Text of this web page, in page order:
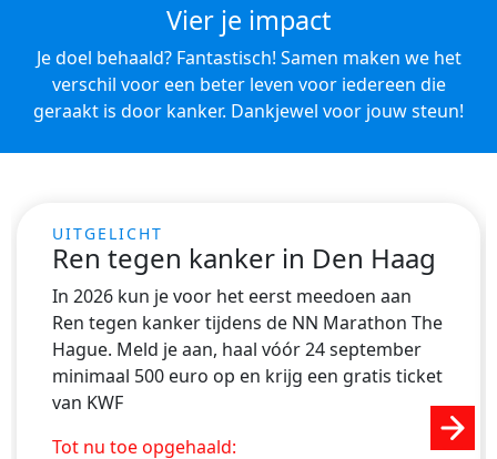
Vier je impact
Je doel behaald? Fantastisch! Samen maken we het
verschil voor een beter leven voor iedereen die
geraakt is door kanker. Dankjewel voor jouw steun!
Ren tegen kanker in Den Haag
In 2026 kun je voor het eerst meedoen aan
Ren tegen kanker tijdens de NN Marathon The
Hague. Meld je aan, haal vóór 24 september
minimaal 500 euro op en krijg een gratis ticket
van KWF
Tot nu toe opgehaald:
Next